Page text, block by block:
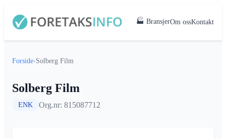
🏭 BransjerOm ossKontakt
Forside›Solberg Film
Solberg Film
ENK Org.nr: 815087712